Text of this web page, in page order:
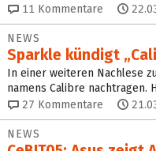
11 Kommentare
NEWS
Sparkle kündigt
In einer weiteren Nachlese
namens Calibre
27 Kommentare
NEWS